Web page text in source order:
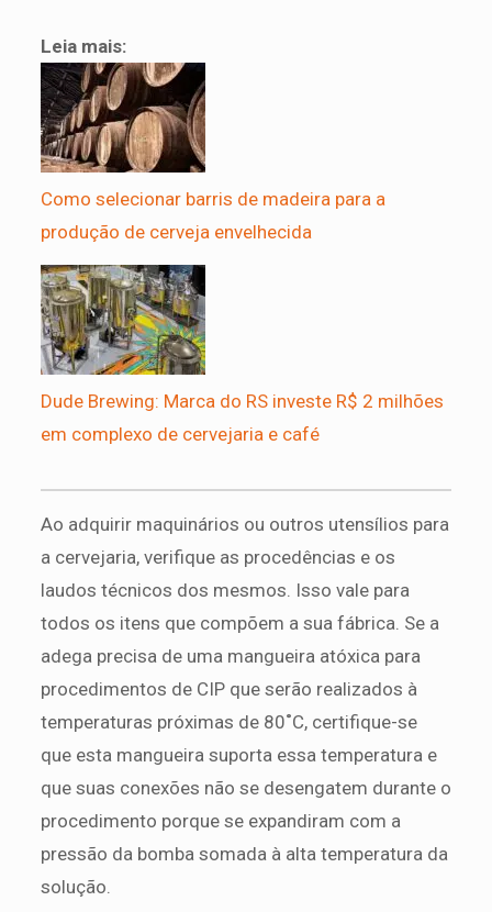
Leia mais:
Como selecionar barris de madeira para a
produção de cerveja envelhecida
Dude Brewing: Marca do RS investe R$ 2 milhões
em complexo de cervejaria e café
Ao adquirir maquinários ou outros utensílios para
a cervejaria, verifique as procedências e os
laudos técnicos dos mesmos. Isso vale para
todos os itens que compõem a sua fábrica. Se a
adega precisa de uma mangueira atóxica para
procedimentos de CIP que serão realizados à
temperaturas próximas de 80˚C, certifique-se
que esta mangueira suporta essa temperatura e
que suas conexões não se desengatem durante o
procedimento porque se expandiram com a
pressão da bomba somada à alta temperatura da
solução.